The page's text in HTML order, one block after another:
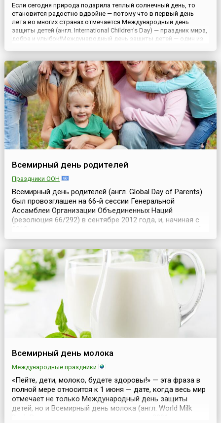
Если сегодня природа подарила теплый солнечный день, то
становится радостно вдвойне — потому что в первый день
лета во многих странах отмечается Международный день
защиты детей (англ. International Children's Day) — праздник мира,
добра и улыбок!Международный день защиты детей — один из
Всемирный день родителей
Праздники ООН
Всемирный день родителей (англ. Global Day of Parents)
был провозглашен на 66-й сессии Генеральной
Ассамблеи Организации Объединенных Наций
(резолюция 66/292) в сентябре 2012 года, и, начиная с
во всем мире» в первый день лета — 1 июня.Цель
праздника — напомнить жителям планеты Земля об
общечеловеческих ценностях, защитить и утвердить эти
це...
Всемирный день молока
Международные праздники
«Пейте, дети, молоко, будете здоровы!» — эта фраза в
полной мере относится к 1 июня — дате, когда весь мир
отмечает не только Международный день защиты
детей, но и Всемирный день молока (англ. World Milk